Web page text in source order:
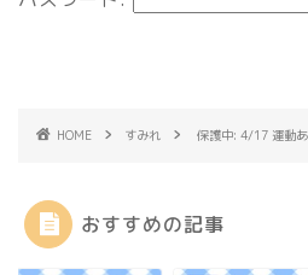
HOME すみれ 保護中: 4/17 運動
おすすめの記事